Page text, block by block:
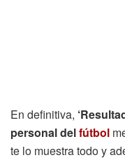
En definitiva,
personal delfútbol
te lo muestra todo y